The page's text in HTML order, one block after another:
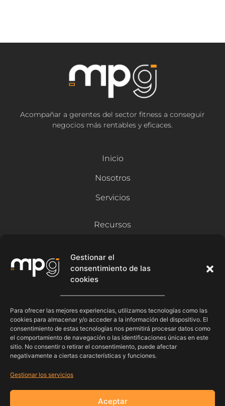
Gestionar el
consentimiento de las
cookies
Para ofrecer las mejores experiencias, utilizamos tecnologías como las
cookies para almacenar y/o acceder a la información del dispositivo. El
consentimiento de estas tecnologías nos permitirá procesar datos como
el comportamiento de navegación o las identificaciones únicas en este
sitio. No consentir o retirar el consentimiento, puede afectar
negativamente a ciertas características y funciones.
Gestionar los servicios
Aceptar
Acompañar a gerentes del sector fitness a conseguir
negocios más rentables y eficaces.
Inicio
Nosotros
Servicios
Recursos
Contacto
Síguenos